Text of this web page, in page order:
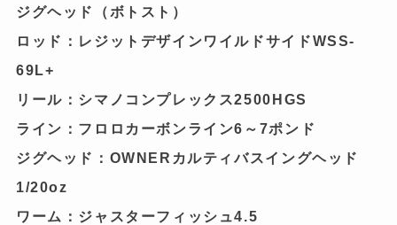
ジグヘッド（ボトスト）
ロッド：レジットデザインワイルドサイドWSS-
69L+
リール：シマノコンプレックス2500HGS
ライン：フロロカーボンライン6～7ポンド
ジグヘッド：OWNERカルティバスイングヘッド
1/20oz
ワーム：ジャスターフィッシュ4.5